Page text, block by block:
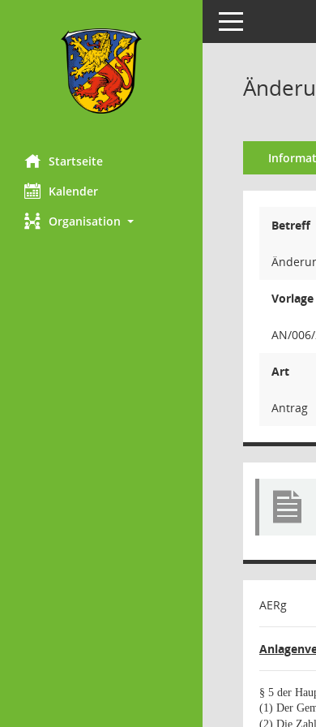
Startseite
Kalender
Organisation
Toggle navigation
Betreff
Vorlage
AN/006/
Art
Antrag
AERg
§ 5 der
(1) Der
(2) Die Zahl